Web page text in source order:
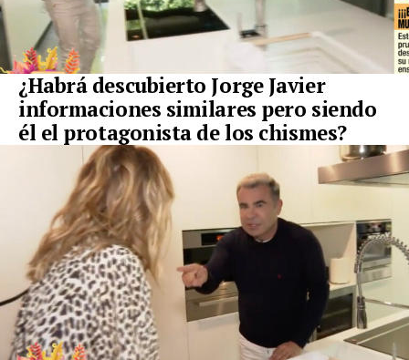
¿Habrá descubierto Jorge Javier
informaciones similares pero siendo
él el protagonista de los chismes?